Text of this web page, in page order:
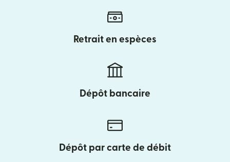
Retrait en espèces
Dépôt bancaire
Dépôt par carte de débit